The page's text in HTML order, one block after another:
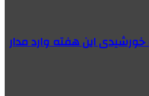
خورشیدی این هفته وارد مدار